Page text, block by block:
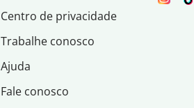
Centro de privacidade
Trabalhe conosco
Ajuda
Fale conosco